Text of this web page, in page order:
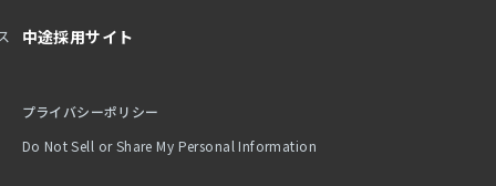
中途採用サイト
プライバシーポリシー
Do Not Sell or Share My Personal Information